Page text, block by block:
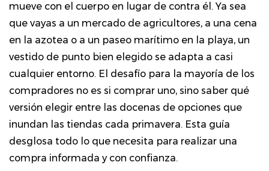
y
verano
2
Comprensión
de
los
tipos
de
tejidos
de
mueve con el cuerpo en lugar de contra él. Ya sea
que vayas a un mercado de agricultores, a una cena
en la azotea o a un paseo marítimo en la playa, un
vestido de punto bien elegido se adapta a casi
cualquier entorno. El desafío para la mayoría de los
compradores no es si comprar uno, sino saber qué
versión elegir entre las docenas de opciones que
inundan las tiendas cada primavera. Esta guía
desglosa todo lo que necesita para realizar una
compra informada y con confianza.